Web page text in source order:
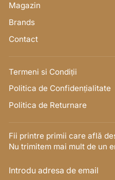
Magazin
Brands
Contact
Termeni si Condiții
Politica de Confidențialitate
Politica de Returnare
Fii printre primii care află
Nu trimitem mai mult de un
ADRESA
TE